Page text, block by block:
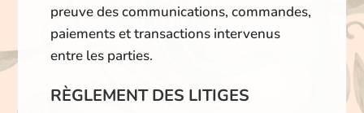
preuve des communications, commandes,
paiements et transactions intervenus
entre les parties.
RÈGLEMENT DES LITIGES